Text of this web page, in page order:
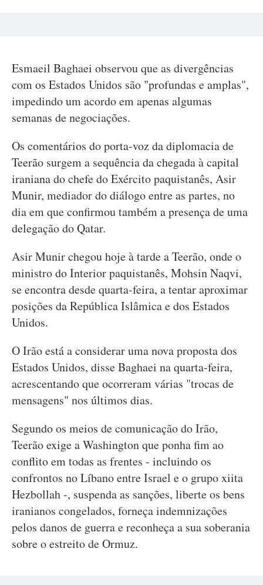
Esmaeil Baghaei observou que as divergências
com os Estados Unidos são "profundas e amplas",
impedindo um acordo em apenas algumas
semanas de negociações.
Os comentários do porta-voz da diplomacia de
Teerão surgem a sequência da chegada à capital
iraniana do chefe do Exército paquistanês, Asir
Munir, mediador do diálogo entre as partes, no
dia em que confirmou também a presença de uma
delegação do Qatar.
Asir Munir chegou hoje à tarde a Teerão, onde o
ministro do Interior paquistanês, Mohsin Naqvi,
se encontra desde quarta-feira, a tentar aproximar
posições da República Islâmica e dos Estados
Unidos.
O Irão está a considerar uma nova proposta dos
Estados Unidos, disse Baghaei na quarta-feira,
acrescentando que ocorreram várias "trocas de
mensagens" nos últimos dias.
Segundo os meios de comunicação do Irão,
Teerão exige a Washington que ponha fim ao
conflito em todas as frentes - incluindo os
confrontos no Líbano entre Israel e o grupo xiita
Hezbollah -, suspenda as sanções, liberte os bens
iranianos congelados, forneça indemnizações
pelos danos de guerra e reconheça a sua soberania
sobre o estreito de Ormuz.